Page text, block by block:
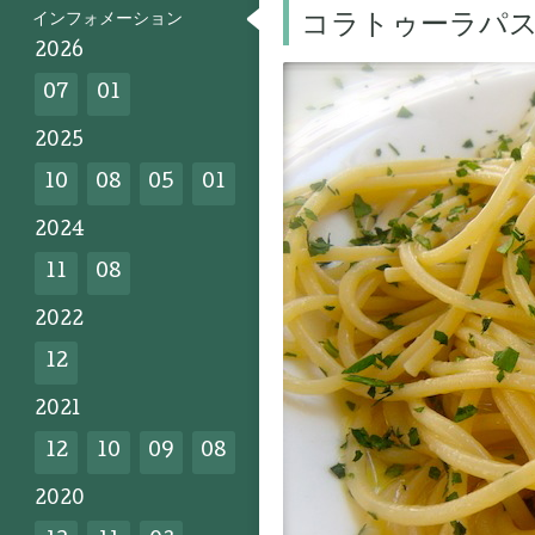
コラトゥーラパ
インフォメーション
2026
07 01
2025
10 08 05 01
2024
11 08
2022
12
2021
12 10 09 08
2020